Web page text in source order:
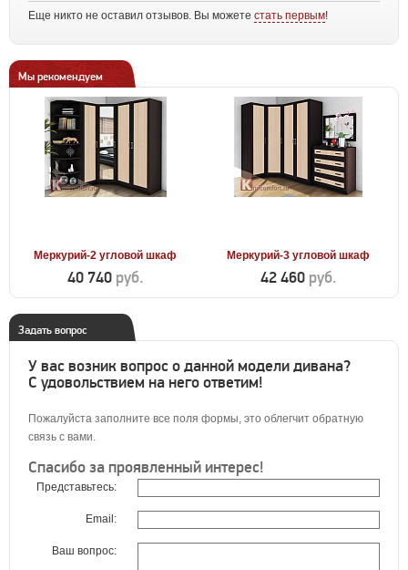
Еще никто не оставил отзывов. Вы можете стать первым!
Мы рекомендуем
Меркурий-2 угловой шкаф
40 740 руб.
Меркурий-3 угловой шкаф
42 460 руб.
Задать вопрос
У вас возник вопрос о данной модели дивана?
С удовольствием на него ответим!
Пожалуйста заполните все поля формы, это облегчит обратную
связь с вами.
Спасибо за проявленный интерес!
Представьтесь:
Email:
Ваш вопрос: